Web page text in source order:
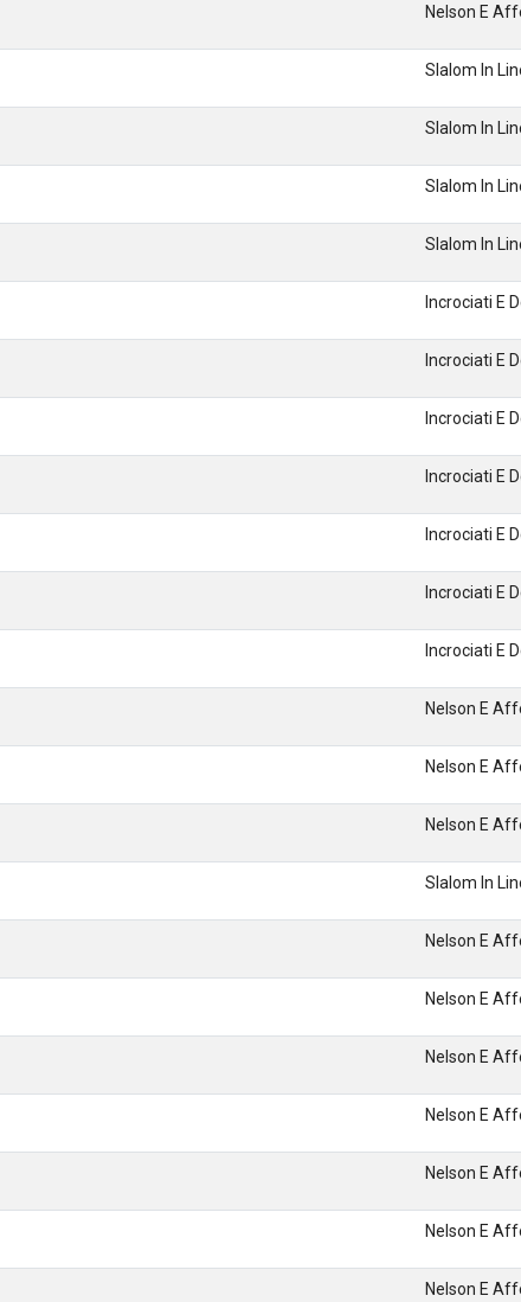
Nelson E
Slalom In
Slalom In
Slalom In
Slalom In
Incrociati E
Incrociati E
Incrociati E
Incrociati E
Incrociati E
Incrociati E
Incrociati E
Nelson E
Nelson E
Nelson E
Slalom In
Nelson E
Nelson E
Nelson E
Nelson E
Nelson E
Nelson E
Nelson E